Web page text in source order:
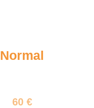
Normal
60 €